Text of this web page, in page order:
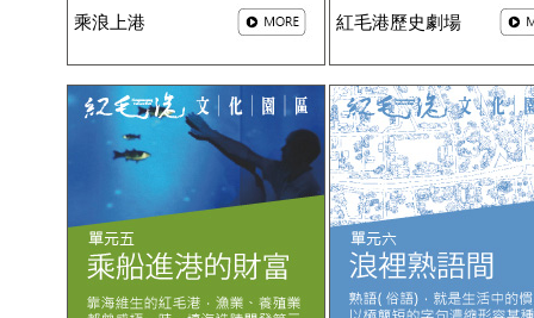
乘浪上港 紅毛港歷史劇場